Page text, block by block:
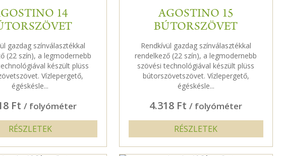
14
gazdag színválasztékkal
(22 szín), a legmodernebb
készült plüss
Vízlepergető,
égéskésle...
Ft / folyóméter
RÉSZLETEK
AGOSTINO 15
BÚTORSZÖVET
Rendkívül gazdag színválasztékkal
rendelkező (22 szín), a legmodernebb
szövési technológiával készült plüss
bútorszövetszövet. Vízlepergető,
égéskésle...
4.318 Ft/ folyóméter
RÉSZLETEK